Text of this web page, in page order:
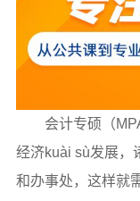
会计专硕（
经济kuài sù发展，
和办事处，这样就